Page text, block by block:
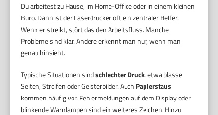
Du arbeitest zu Hause, im Home-Office oder in einem kleinen
Büro. Dann ist der Laserdrucker oft ein zentraler Helfer.
Wenn er streikt, stört das den Arbeitsfluss. Manche
Probleme sind klar. Andere erkennt man nur, wenn man
genau hinsieht.
Typische Situationen sindschlechter Druck, etwa blasse
Seiten, Streifen oder Geisterbilder. Auch Papierstaus
kommen häufig vor. Fehlermeldungen auf dem Display oder
blinkende Warnlampen sind ein weiteres Zeichen. Hinzu